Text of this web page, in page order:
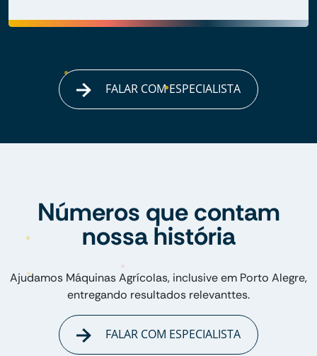
FALAR COM ESPECIALISTA
Números que contam
nossa história
Ajudamos Máquinas Agrícolas, inclusive em Porto Alegre,
entregando resultados relevanttes.
FALAR COM ESPECIALISTA